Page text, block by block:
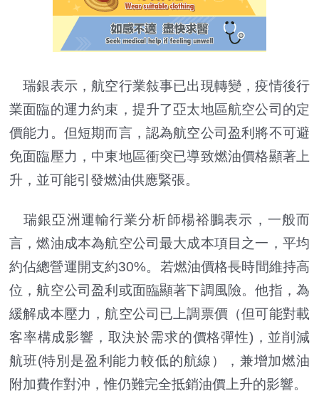
瑞銀表示，航空行業敍事已出現轉變，疫情後行
業面臨的運力約束，提升了亞太地區航空公司的定
價能力。但短期而言，認為航空公司盈利將不可避
免面臨壓力，中東地區衝突已導致燃油價格顯著上
升，並可能引發燃油供應緊張。
瑞銀亞洲運輸行業分析師楊裕鵬表示，一般而
言，燃油成本為航空公司最大成本項目之一，平均
約佔總營運開支約30%。若燃油價格長時間維持高
位，航空公司盈利或面臨顯著下調風險。他指，為
緩解成本壓力，航空公司已上調票價（但可能對載
客率構成影響，取決於需求的價格彈性)，並削減
航班(特別是盈利能力較低的航線），兼增加燃油
附加費作對沖，惟仍難完全抵銷油價上升的影響。